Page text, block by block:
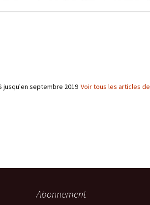
jusqu'en septembre 2019 Voir tous les articles de
Abonnement